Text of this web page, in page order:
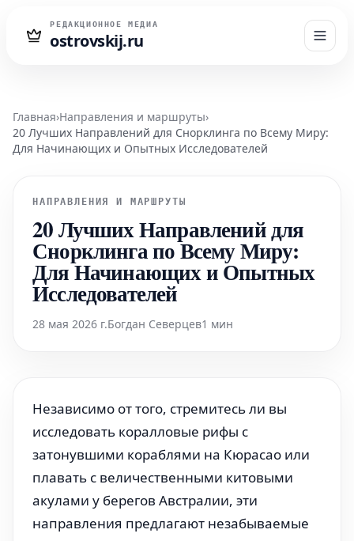
РЕДАКЦИОННОЕ МЕДИА
ostrovskij.ru
Главная›Направления и маршруты›
20 Лучших Направлений для Снорклинга по Всему Миру:
Для Начинающих и Опытных Исследователей
НАПРАВЛЕНИЯ И МАРШРУТЫ
20 Лучших Направлений для
Снорклинга по Всему Миру:
Для Начинающих и Опытных
Исследователей
28 мая 2026 г.Богдан Северцев1 мин
Независимо от того, стремитесь ли вы
исследовать коралловые рифы с
затонувшими кораблями на Кюрасао или
плавать с величественными китовыми
акулами у берегов Австралии, эти
направления предлагают незабываемые